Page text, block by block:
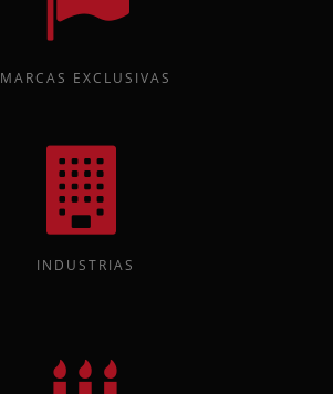
MARCAS EXCLUSIVAS
INDUSTRIAS